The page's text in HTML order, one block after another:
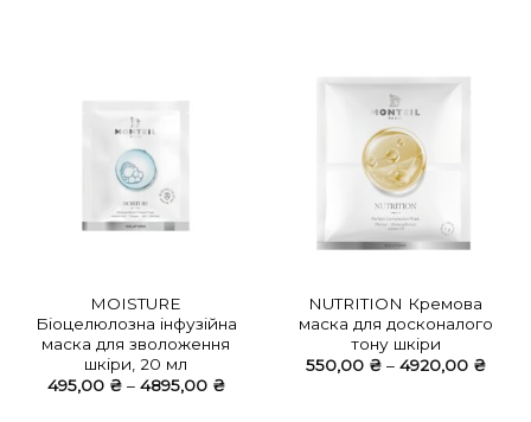
MOISTURE
Біоцелюлозна інфузійна
маска для зволоження
шкіри, 20 мл
495,00 ₴ – 4895,00 ₴Діапазон
NUTRITION Кремова
маска для досконалого
тону шкіри
550,00 ₴ – 4920,00 ₴